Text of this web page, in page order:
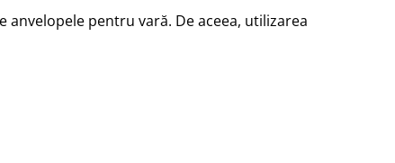
pentru vară. De aceea, utilizarea